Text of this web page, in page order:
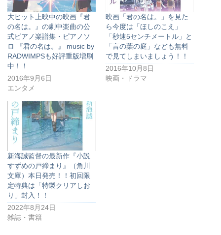
大ヒット上映中の映画『君
の名は。』の劇中楽曲の公
式ピアノ楽譜集・ピアノソ
ロ 『君の名は。』 music by
RADWIMPSも好評重版増刷
中！！
2016年9月6日
エンタメ
映画「君の名は。」を見た
ら今度は「ほしのこえ」
「秒速5センチメートル」と
「言の葉の庭」なども無料
で見てしまいましょう！！
2016年10月8日
映画・ドラマ
新海誠監督の最新作『小説
すずめの戸締まり』（角川
文庫）本日発売！！初回限
定特典は「特製クリアしお
り」封入！！
2022年8月24日
雑誌・書籍